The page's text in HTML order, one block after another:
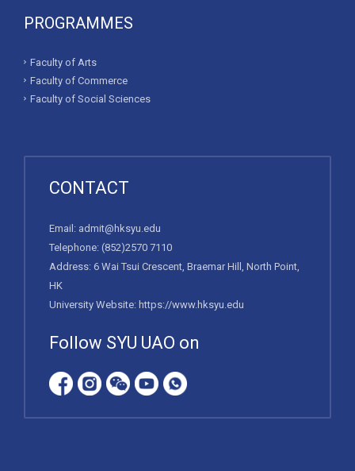
PROGRAMMES
Faculty of Arts
Faculty of Commerce
Faculty of Social Sciences
CONTACT
Email: admit@hksyu.edu
Telephone: (852)2570 7110
Address: 6 Wai Tsui Crescent, Braemar Hill, North Point,
HK
University Website: https://www.hksyu.edu
Follow SYU UAO on